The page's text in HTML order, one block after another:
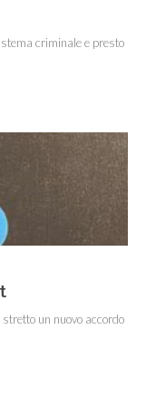
criminale e presto
un nuovo accordo